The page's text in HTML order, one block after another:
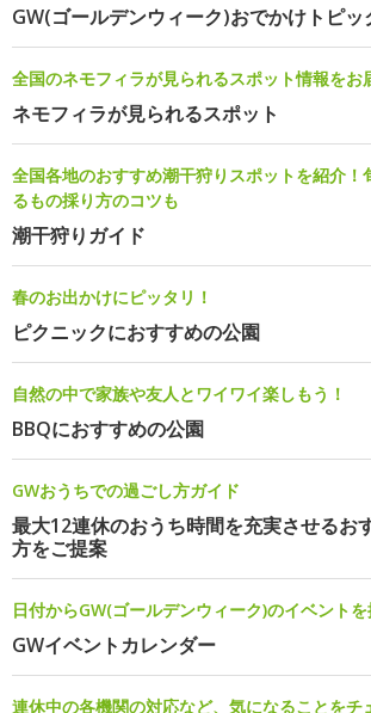
GW(ゴールデンウィーク)おでかけトピッ
全国のネモフィラが見られるスポット情報をお
ネモフィラが見られるスポット
全国各地のおすすめ潮干狩りスポットを紹介！
るもの採り方のコツも
潮干狩りガイド
春のお出かけにピッタリ！
ピクニックにおすすめの公園
自然の中で家族や友人とワイワイ楽しもう！
BBQにおすすめの公園
GWおうちでの過ごし方ガイド
最大12連休のおうち時間を充実させるお
方をご提案
日付からGW(ゴールデンウィーク)のイベント
GWイベントカレンダー
連休中の各機関の対応など、気になることをチ